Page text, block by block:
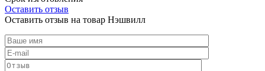
Оставить отзыв
Оставить отзыв на товар Нэшвилл